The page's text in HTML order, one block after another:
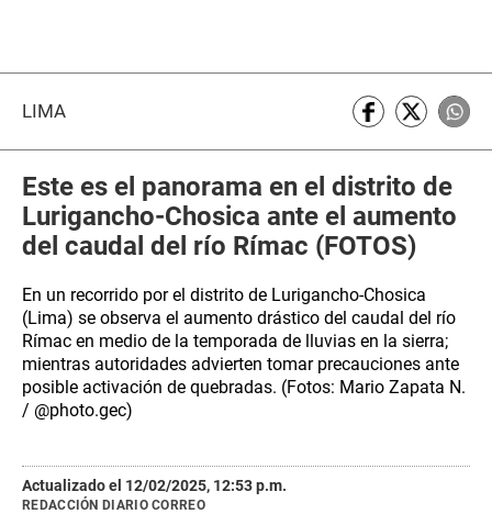
LIMA
Este es el panorama en el distrito de
Lurigancho-Chosica ante el aumento
del caudal del río Rímac (FOTOS)
En un recorrido por el distrito de Lurigancho-Chosica
(Lima) se observa el aumento drástico del caudal del río
Rímac en medio de la temporada de lluvias en la sierra;
mientras autoridades advierten tomar precauciones ante
posible activación de quebradas. (Fotos: Mario Zapata N.
/ @photo.gec)
REDACCIÓN DIARIO CORREO
Actualizado el 12/02/2025, 12:53 p.m.